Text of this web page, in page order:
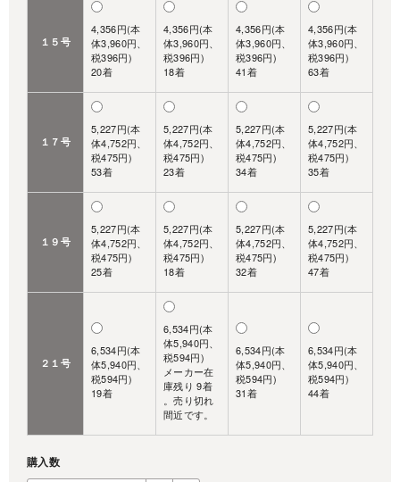
１５号
4,356円(本
体3,960円、
税396円)
20着
4,356円(本
体3,960円、
税396円)
18着
4,356円(本
体3,960円、
税396円)
41着
4,356円(本
体3,960円、
税396円)
63着
１７号
5,227円(本
体4,752円、
税475円)
53着
5,227円(本
体4,752円、
税475円)
23着
5,227円(本
体4,752円、
税475円)
34着
5,227円(本
体4,752円、
税475円)
35着
１９号
5,227円(本
体4,752円、
税475円)
25着
5,227円(本
体4,752円、
税475円)
18着
5,227円(本
体4,752円、
税475円)
32着
5,227円(本
体4,752円、
税475円)
47着
２１号
6,534円(本
体5,940円、
税594円)
19着
6,534円(本
体5,940円、
税594円)
メーカー在
庫残り 9着
。売り切れ
間近です。
6,534円(本
体5,940円、
税594円)
31着
6,534円(本
体5,940円、
税594円)
44着
購入数